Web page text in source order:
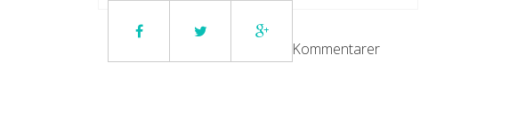
Kommentarer